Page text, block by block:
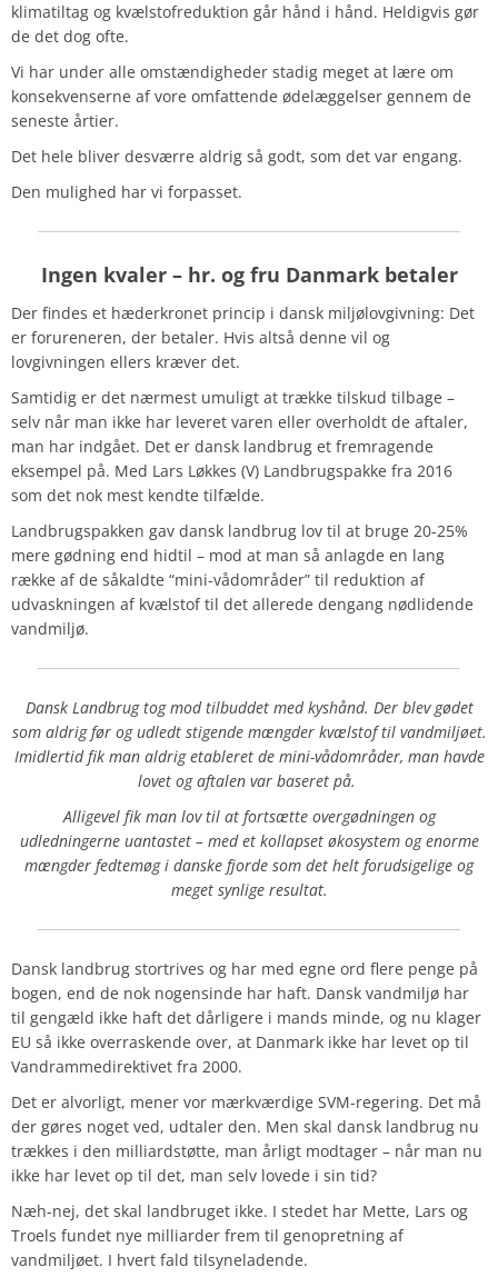
klimatiltag og kvælstofreduktion går hånd i hånd. Heldigvis gør
de det dog ofte.
Vi har under alle omstændigheder stadig meget at lære om
konsekvenserne af vore omfattende ødelæggelser gennem de
seneste årtier.
Det hele bliver desværre aldrig så godt, som det var engang.
Den mulighed har vi forpasset.
Ingen kvaler – hr. og fru Danmark betaler
Der findes et hæderkronet princip i dansk miljølovgivning: Det
er forureneren, der betaler. Hvis altså denne vil og
lovgivningen ellers kræver det.
Samtidig er det nærmest umuligt at trække tilskud tilbage –
selv når man ikke har leveret varen eller overholdt de aftaler,
man har indgået. Det er dansk landbrug et fremragende
eksempel på. Med Lars Løkkes (V) Landbrugspakke fra 2016
som det nok mest kendte tilfælde.
Landbrugspakken gav dansk landbrug lov til at bruge 20-25%
mere gødning end hidtil – mod at man så anlagde en lang
række af de såkaldte “mini-vådområder” til reduktion af
udvaskningen af kvælstof til det allerede dengang nødlidende
vandmiljø.
Dansk Landbrug tog mod tilbuddet med kyshånd. Der blev gødet
som aldrig før og udledt stigende mængder kvælstof til vandmiljøet.
Imidlertid fik man aldrig etableret de mini-vådområder, man havde
lovet og aftalen var baseret på.
Alligevel fik man lov til at fortsætte overgødningen og
udledningerne uantastet – med et kollapset økosystem og enorme
mængder fedtemøg i danske fjorde som det helt forudsigelige og
meget synlige resultat.
Dansk landbrug stortrives og har med egne ord flere penge på
bogen, end de nok nogensinde har haft. Dansk vandmiljø har
til gengæld ikke haft det dårligere i mands minde, og nu klager
EU så ikke overraskende over, at Danmark ikke har levet op til
Vandrammedirektivet fra 2000.
Det er alvorligt, mener vor mærkværdige SVM-regering. Det må
der gøres noget ved, udtaler den. Men skal dansk landbrug nu
trækkes i den milliardstøtte, man årligt modtager – når man nu
ikke har levet op til det, man selv lovede i sin tid?
Næh-nej, det skal landbruget ikke. I stedet har Mette, Lars og
Troels fundet nye milliarder frem til genopretning af
vandmiljøet. I hvert fald tilsyneladende.